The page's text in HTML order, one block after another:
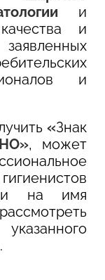
и
и
и
«Знак
, может
на имя